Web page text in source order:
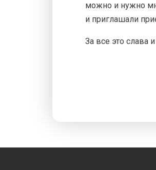
можно и нужно
и приглашали
За все это слава